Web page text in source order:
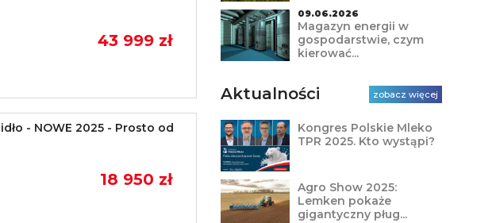
43 999 zł
- NOWE 2025 - Prosto od
18 950 zł
09.06.2026
Magazyn energii w
gospodarstwie, czym
kierować...
Aktualności zobacz więcej
Kongres Polskie Mleko
TPR 2025. Kto wystąpi?
Agro Show 2025:
Lemken pokaże
gigantyczny pług...